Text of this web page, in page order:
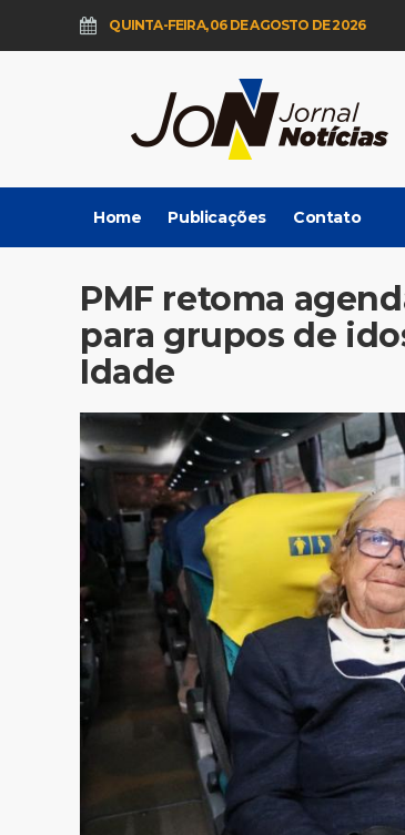
QUINTA-FEIRA, 06 DE AGOSTO DE 2026
Home Publicações Contato
PMF retoma
para grupos de
Idade